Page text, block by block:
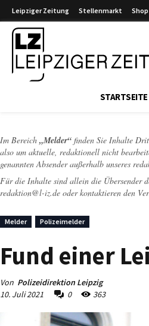
Leipziger Zeitung Stellenmarkt Shop
STARTSEITE
Im Bereich „Melder“ finden Sie Inhalte
also um aktuelle, redaktionell nicht
genannten Absender außerhalb unseres
Für die Inhalte sind allein die Übersender
redaktion@l-iz.de oder kontaktieren den
Melder Polizeimelder
Fund einer
Von Polizeidirektion Leipzig
10. Juli 2021
0 363